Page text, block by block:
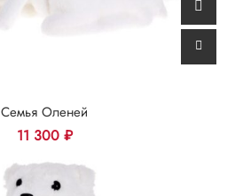
Семья Оленей
11 300 ₽